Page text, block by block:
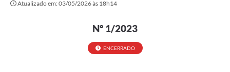
Município
Atualizado em: 03/05/2026 às 18h14
Nº 1/2023
ENCERRADO